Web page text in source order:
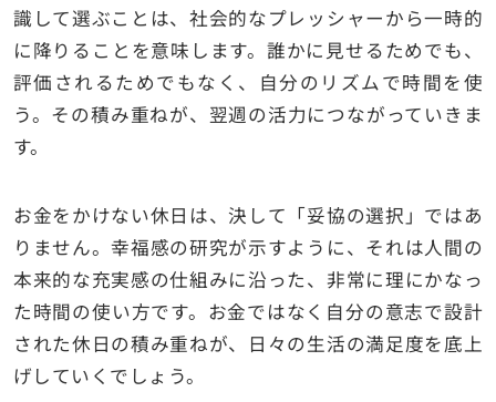
識して選ぶことは、社会的なプレッシャーから一時的
に降りることを意味します。誰かに見せるためでも、
評価されるためでもなく、自分のリズムで時間を使
う。その積み重ねが、翌週の活力につながっていきま
す。
お金をかけない休日は、決して「妥協の選択」ではあ
りません。幸福感の研究が示すように、それは人間の
本来的な充実感の仕組みに沿った、非常に理にかなっ
た時間の使い方です。お金ではなく自分の意志で設計
された休日の積み重ねが、日々の生活の満足度を底上
げしていくでしょう。